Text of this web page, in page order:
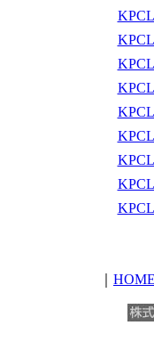
HOME